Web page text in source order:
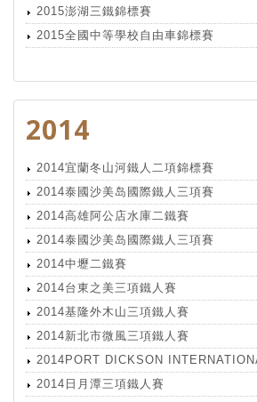
2015澎湖三鐵錦標賽
2015全國中等學校自由車錦標賽
2014
2014宜蘭冬山河鐵人二項錦標賽
2014泰國沙美岛國際鐵人三項賽
2014高雄阿公店水庫二鐵賽
2014泰國沙美岛國際鐵人三項賽
2014中壢二鐵賽
2014台東之美三項鐵人賽
2014基隆外木山三項鐵人賽
2014新北市微風三項鐵人賽
2014PORT DICKSON
2014日月潭三項鐵人賽